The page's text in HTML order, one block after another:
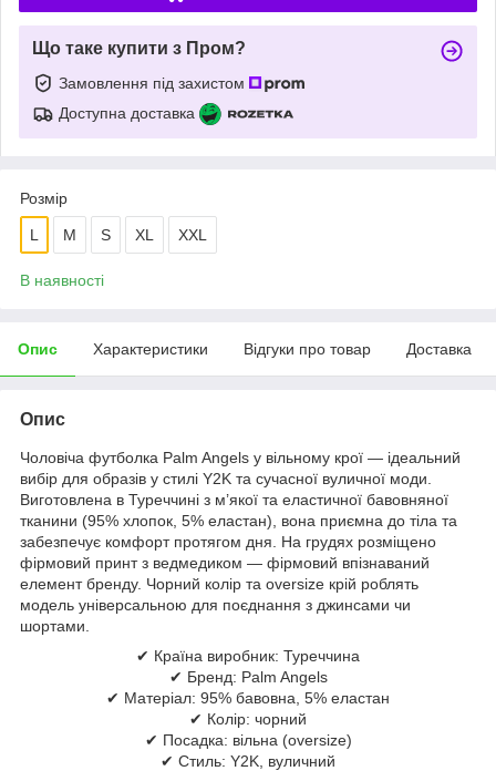
Що таке купити з Пром?
Замовлення під захистом
Доступна доставка
Розмір
L M S XL XXL
В наявності
Опис Характеристики Відгуки про товар Доставка
Опис
Чоловіча футболка Palm Angels у вільному крої — ідеальний
вибір для образів у стилі Y2K та сучасної вуличної моди.
Виготовлена в Туреччині з м’якої та еластичної бавовняної
тканини (95% хлопок, 5% еластан), вона приємна до тіла та
забезпечує комфорт протягом дня. На грудях розміщено
фірмовий принт з ведмедиком — фірмовий впізнаваний
елемент бренду. Чорний колір та oversize крій роблять
модель універсальною для поєднання з джинсами чи
шортами.
✔ Країна виробник: Туреччина
✔ Бренд: Palm Angels
✔ Матеріал: 95% бавовна, 5% еластан
✔ Колір: чорний
✔ Посадка: вільна (oversize)
✔ Стиль: Y2K, вуличний